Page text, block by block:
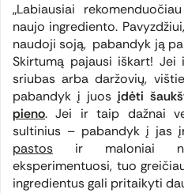
„Labiausiai
naujo ingrediento.
naudoji soją, pabandyk ją
Skirtumą pajausi iškart!
sriubas arba daržovių,
pabandyk į juos įdėti
pieno. Jei ir taip dažnai
sultinius – pabandyk į jas
pastos ir maloniai
eksperimentuosi, tuo
ingredientus gali pritaikyti